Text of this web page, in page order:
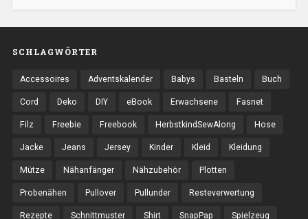
SCHLAGWÖRTER
Accessoires Adventskalender Babys Basteln Buch
Cord Deko DIY eBook Erwachsene Fasnet
Filz Freebie Freebook HerbstkindSewAlong Hose
Jacke Jeans Jersey Kinder Kleid Kleidung
Mütze Nähanfänger Nähzubehör Plotten
Probenähen Pullover Pullunder Resteverwertung
Rezepte Schnittmuster Shirt SnapPap Spielzeug